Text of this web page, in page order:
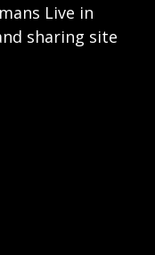
Live in
sharing site